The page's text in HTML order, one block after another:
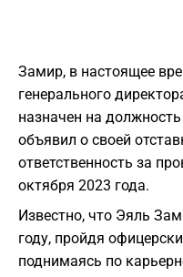
Замир, в настоящее
генерального
назначен на
объявил о своей
ответственность за
октября 2023 года.
Известно, что Эяль
году, пройдя
поднимаясь по